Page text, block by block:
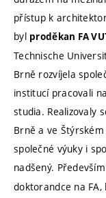
přístup k
byl proděkan FA
Technische
Brně rozvíjela
institucí pracovali
studia. Realizovaly
Brně a ve
společné výuky i
nadšený.
doktorandce na